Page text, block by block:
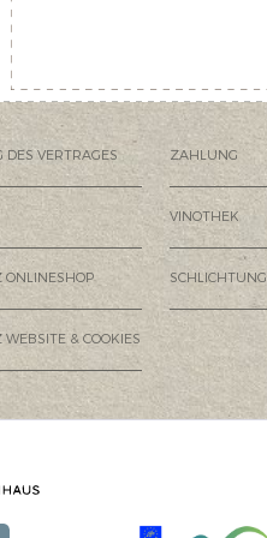
VERTRAGES ZAHLUNG
VINOTHEK
ONLINESHOP SCHLICHTUNG
& COOKIES